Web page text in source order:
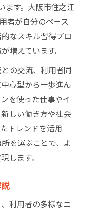
ます。大阪市住之江
者が自分のペース
なスキル習得プロ
増えています。
の交流、利用者同
心型から一歩進ん
を使った仕事やイ
しい働き方や社会
トレンドを活用
を選ぶことで、よ
します。
利用者の多様なニ